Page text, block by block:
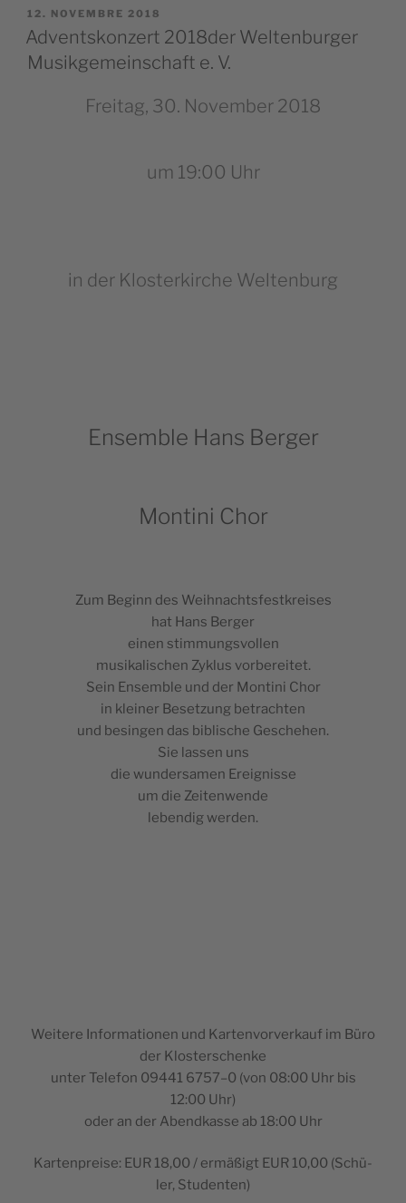
PUBBLICATO
IL
12. NOVEMBRE 2018
Adventskonzert 2018der Weltenburger
Musikgemeinschaft e. V.
Freitag, 30. November 2018
um 19:00 Uhr
in der Klosterkirche Weltenburg
Ensemble Hans Berger
Montini Chor
Zum Beginn des Weihnachtsfestkreises
hat Hans Berger
einen stimmungsvollen
musi­ka­li­schen Zyklus vorbereitet.
Sein Ensem­ble und der Mon­ti­ni Chor
in klei­ner Bese­tzung betrachten
und besin­gen das bibli­sche Geschehen.
Sie las­sen uns
die wun­der­sa­men Ereignisse
um die Zeitenwende
leben­dig werden.
Wei­te­re Infor­ma­tio­nen und Kar­ten­vor­ver­kauf im Büro
der Klosterschenke
unter Tele­fon 09441 6757–0 (von 08:00 Uhr bis
12:00 Uhr)
oder an der Aben­d­kas­se ab 18:00 Uhr
Kar­ten­prei­se: EUR 18,00 / ermäßigt EUR 10,00 (Schü­
ler, Studenten)